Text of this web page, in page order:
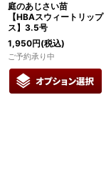
庭のあじさい苗
【HBAスウィートリップ
ス】3.5号
1,950円(税込)
ご予約承り中